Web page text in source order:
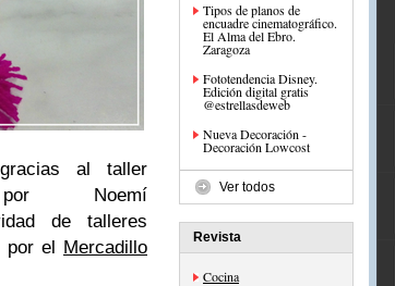
al taller
Noemí
de talleres
por el Mercadillo
Tipos de planos de
encuadre cinematográfico.
El Alma del Ebro.
Zaragoza
Fototendencia Disney.
Edición digital gratis
@estrellasdeweb
Nueva Decoración -
Decoración Lowcost
Ver todos
Revista
Cocina